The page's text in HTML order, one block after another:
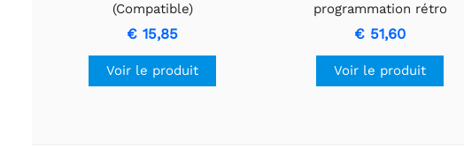
(Compatible)
€ 15,85
Voir le produit
programmation rétro
ELECFREAKS pour micro:bit
V2
€ 51,60
Voir le produit